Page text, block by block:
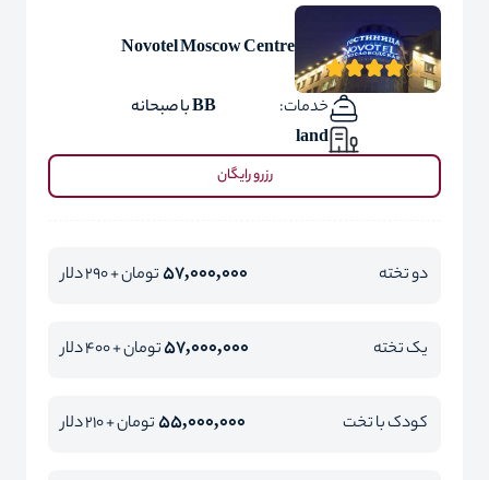
Novotel Moscow Centre
خدمات:
BB با صبحانه
land
رزرو رایگان
دو تخته 57,000,000تومان + 290 دلار
یک تخته 57,000,000تومان + 400 دلار
کودک با تخت 55,000,000تومان + 210 دلار